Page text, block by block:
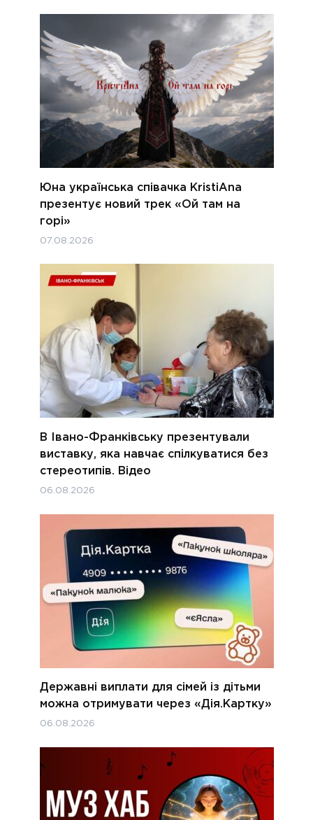
Юна українська співачка KristiAna
презентує новий трек «Ой там на
горі»
07.08.2026
В Івано-Франківську презентували
виставку, яка навчає спілкуватися без
стереотипів. Відео
06.08.2026
Державні виплати для сімей із дітьми
можна отримувати через «Дія.Картку»
06.08.2026